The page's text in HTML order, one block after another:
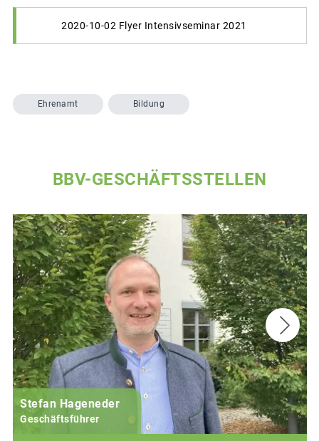
2020-10-02 Flyer Intensivseminar 2021
Ehrenamt Bildung
BBV-GESCHÄFTSSTELLEN
Stefan Hageneder
Geschäftsführer